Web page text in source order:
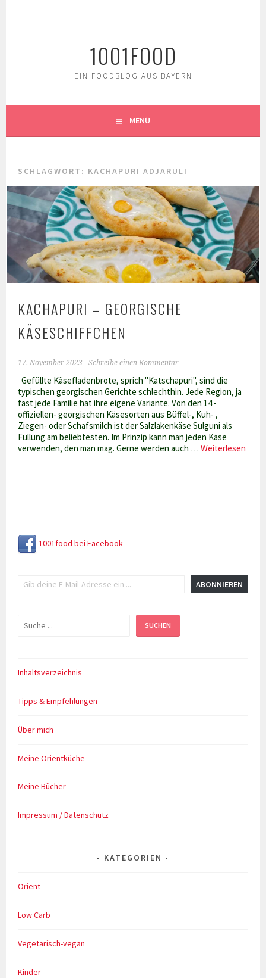
1001FOOD
EIN FOODBLOG AUS BAYERN
MENÜ
SCHLAGWORT: KACHAPURI ADJARULI
KACHAPURI – GEORGISCHE
KÄSESCHIFFCHEN
17. November 2023 Schreibe einen Kommentar
Gefüllte Käsefladenbrote, sprich "Katschapuri", sind die
typischen georgischen Gerichte schlechthin. Jede Region, ja
fast jede Familie hat ihre eigene Variante. Von den 14 -
offiziellen- georgischen Käsesorten aus Büffel-, Kuh- ,
Ziegen- oder Schafsmilch ist der Salzlakenkäse Sulguni als
Füllung am beliebtesten. Im Prinzip kann man jeden Käse
verwenden, den man mag. Gerne werden auch …Weiterlesen
1001food bei Facebook
ABONNIEREN
Suchen SUCHEN
Inhaltsverzeichnis
Tipps & Empfehlungen
Über mich
Meine Orientküche
Meine Bücher
Impressum / Datenschutz
KATEGORIEN
Orient
Low Carb
Vegetarisch-vegan
Kinder